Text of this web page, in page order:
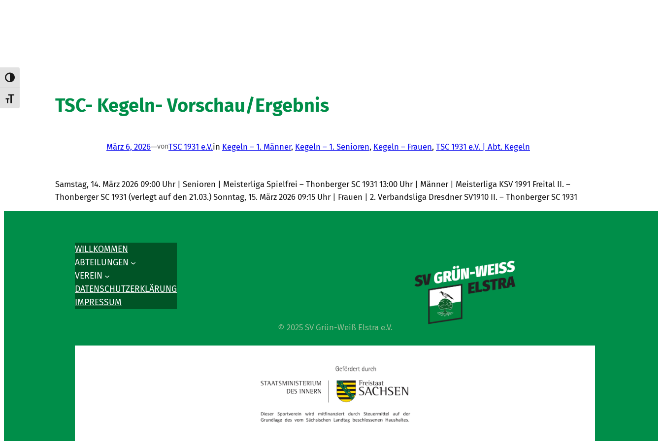
Umschalten auf hohe Kontraste
Schrift vergrößernTSC- Kegeln- Vorschau/Ergebnis
März 6, 2026—vonTSC 1931 e.V.in Kegeln – 1. Männer, Kegeln – 1. Senioren, Kegeln – Frauen, TSC 1931 e.V. | Abt. Kegeln
Samstag, 14. März 2026 09:00 Uhr | Senioren | Meisterliga Spielfrei – Thonberger SC 1931 13:00 Uhr | Männer | Meisterliga KSV 1991 Freital II. –
Thonberger SC 1931 (verlegt auf den 21.03.) Sonntag, 15. März 2026 09:15 Uhr | Frauen | 2. Verbandsliga Dresdner SV1910 II. – Thonberger SC 1931
WILLKOMMEN
ABTEILUNGEN
VEREIN
DATENSCHUTZERKLÄRUNG
IMPRESSUM
© 2025 SV Grün-Weiß Elstra e.V.